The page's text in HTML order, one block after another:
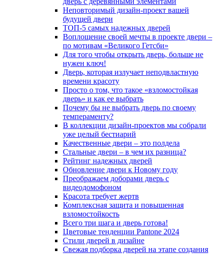
Неповторимый дизайн-проект вашей
будущей двери
ТОП-5 самых надежных дверей
Воплощение своей мечты в проекте двери –
по мотивам «Великого Гетсби»
Для того чтобы открыть дверь, больше не
нужен ключ!
Дверь, которая излучает неподвластную
времени красоту
Просто о том, что такое «взломостойкая
дверь» и как ее выбрать
Почему бы не выбрать дверь по своему
темпераменту?
В коллекции дизайн-проектов мы собрали
уже целый бестиарий
Качественные двери – это полдела
Стальные двери – в чем их разница?
Рейтинг надежных дверей
Обновление двери к Новому году
Преображаем доборами дверь с
видеодомофоном
Красота требует жертв
Комплексная защита и повышенная
взломостойкость
Всего три шага и дверь готова!
Цветовые тенденции Pantone 2024
Стили дверей в дизайне
Свежая подборка дверей на этапе создания